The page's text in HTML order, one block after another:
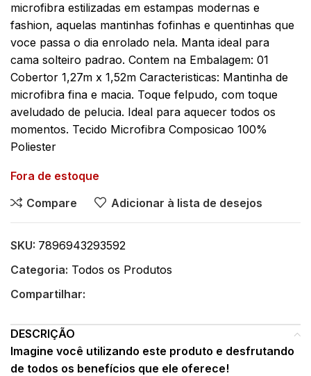
microfibra estilizadas em estampas modernas e
fashion, aquelas mantinhas fofinhas e quentinhas que
voce passa o dia enrolado nela. Manta ideal para
cama solteiro padrao. Contem na Embalagem: 01
Cobertor 1,27m x 1,52m Caracteristicas: Mantinha de
microfibra fina e macia. Toque felpudo, com toque
aveludado de pelucia. Ideal para aquecer todos os
momentos. Tecido Microfibra Composicao 100%
Poliester
Fora de estoque
Compare
Adicionar à lista de desejos
SKU: 7896943293592
Categoria: Todos os Produtos
Compartilhar:
DESCRIÇÃO
Imagine você utilizando este produto e desfrutando
de todos os benefícios que ele oferece!